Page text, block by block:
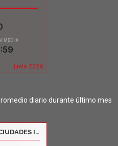
diario durante último mes